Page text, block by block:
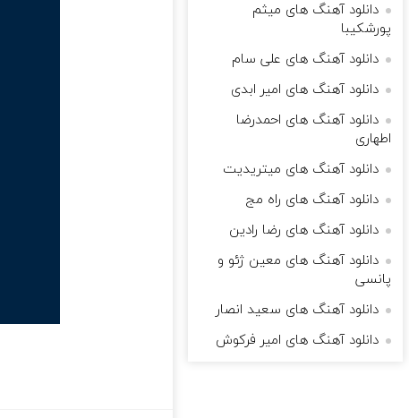
دانلود آهنگ های میثم
پورشکیبا
دانلود آهنگ های علی سام
دانلود آهنگ های امیر ابدی
دانلود آهنگ های احمدرضا
اطهاری
دانلود آهنگ های میتریدیت
دانلود آهنگ های راه مج
دانلود آهنگ های رضا رادین
دانلود آهنگ های معین ژئو و
پانسی
دانلود آهنگ های سعید انصار
دانلود آهنگ های امیر فرکوش